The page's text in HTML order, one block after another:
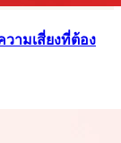
วามเสี่ยงที่ต้อง